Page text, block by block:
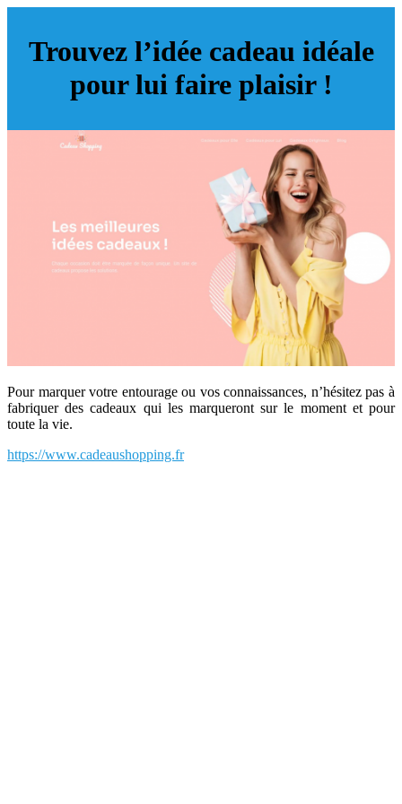
Trouvez l’idée cadeau idéale
pour lui faire plaisir !
Pour marquer votre entourage ou vos connaissances, n’hésitez pas à
fabriquer des cadeaux qui les marqueront sur le moment et pour
toute la vie.
https://www.cadeaushopping.fr